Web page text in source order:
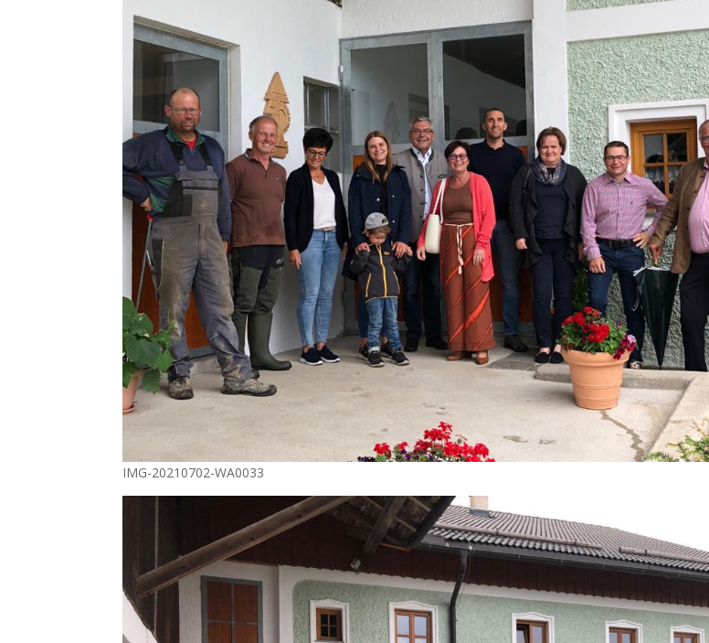
IMG-20210702-WA0033